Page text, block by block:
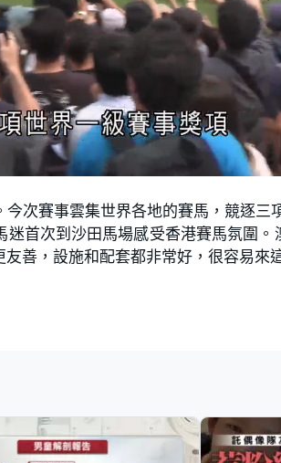
次賽事雲集世界各地的賽馬，競逐三
首次到沙田馬場感受香港賽馬氛圍
善，設施和配套都非常好，很容易來這